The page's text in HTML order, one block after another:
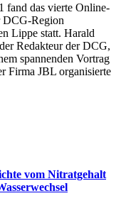
fand das vierte Online-
DCG-Region
Lippe statt. Harald
Redakteur der DCG,
spannenden Vortrag
Firma JBL organisierte
vom Nitratgehalt